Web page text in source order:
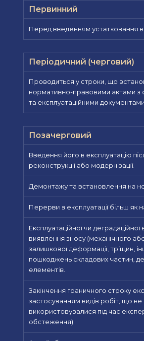
Первинний
Перед введенням устатковання в
Періодичний (черговий)
Проводиться у строки, що
нормативно-правовими актами з
та експлуатаційними
Позачерговий
Введення його в експлуатацію
реконструкції або модернізації.
Демонтажу та встановлення на
Перерви в експлуатації більш як на
Експлуатаційної чи деградаційної
виявлення зносу (механічного
залишкової деформації, тріщин,
пошкоджень складових частин,
елементів.
Закінчення граничного строку
застосуванням видів робіт, що не
використовувалися під час
обстеження).